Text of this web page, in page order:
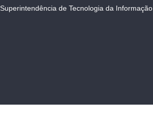
Superintendência de Tecnologia da Informação